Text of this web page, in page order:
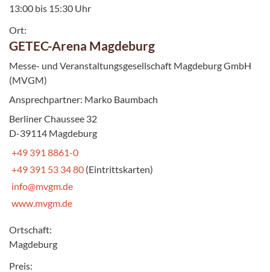
13:00 bis 15:30 Uhr
Ort:
GETEC-Arena Magdeburg
Messe- und Veranstaltungsgesellschaft Magdeburg GmbH
(MVGM)
Ansprechpartner: Marko Baumbach
Berliner Chaussee 32
D-39114 Magdeburg
+49 391 8861-0
+49 391 53 34 80 (Eintrittskarten)
info@mvgm.de
www.mvgm.de
Ortschaft:
Magdeburg
Preis: